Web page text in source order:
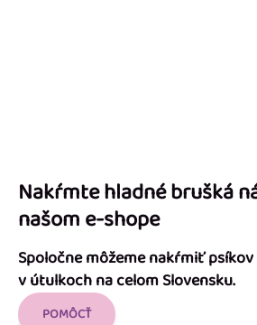
Nakŕmte hladné brušká
našom e-shope
Spoločne môžeme nakŕmiť
v útulkoch na celom Slovensku.
POMÔCŤ